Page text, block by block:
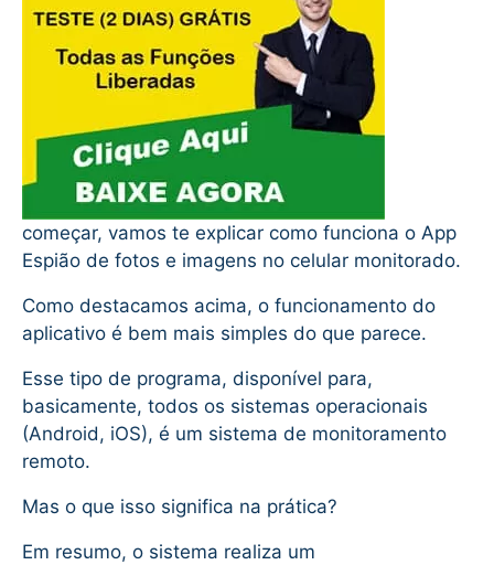
começar, vamos te explicar como funciona o App
Espião de fotos e imagens no celular monitorado.
Como destacamos acima, o funcionamento do
aplicativo é bem mais simples do que parece.
Esse tipo de programa, disponível para,
basicamente, todos os sistemas operacionais
(Android, iOS), é um sistema de monitoramento
remoto.
Mas o que isso significa na prática?
Em resumo, o sistema realiza um